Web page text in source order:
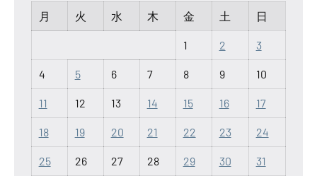
月
火 水 木 金 土 日
1 2 3
4 5 6 7 8 9 10
11 12 13 14 15 16 17
18 19 20 21 22 23 24
25 26 27 28 29 30 31